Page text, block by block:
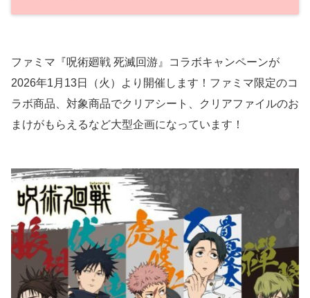
ファミマ『呪術廻戦 死滅回游』コラボキャンペーンが
2026年1月13日（火）より開催します！ファミマ限定のコ
ラボ商品、対象商品でクリアシート、クリアファイルのお
まけがもらえるなど大型企画になっています！